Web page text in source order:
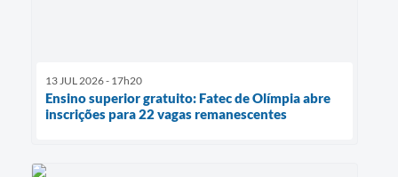
13 JUL 2026 - 17h20
Ensino superior gratuito: Fatec de Olímpia abre
inscrições para 22 vagas remanescentes